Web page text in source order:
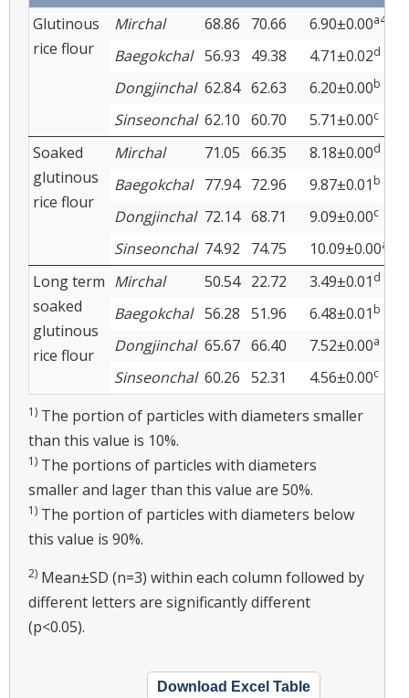
Glutinous
rice flour
Mirchal 68.86 70.66 6.90±0.00a4)
Baegokchal 56.93 49.38 4.71±0.02d
Dongjinchal 62.84 62.63 6.20±0.00b
Sinseonchal 62.10 60.70 5.71±0.00c
Soaked
glutinous
rice flour
Mirchal 71.05 66.35 8.18±0.00d
Baegokchal
77.94 72.96 9.87±0.01 b
Dongjinchal 72.14 68.71 9.09±0.00c
Sinseonchal 74.92 74.75 10.09±0.00a
Long term
soaked
glutinous
rice flour
Mirchal 50.54 22.72 3.49±0.01 d
Baegokchal 56.28 51.96 6.48±0.01 b
Dongjinchal 65.67 66.40 7.52±0.00a
Sinseonchal 60.26 52.31 4.56±0.00c
1) The portion of particles with diameters smaller
than this value is 10%.
1) The portions of particles with diameters
smaller and lager than this value are 50%.
1) The portion of particles with diameters below
this value is 90%.
2) Mean±SD (n=3) within each column followed by
different letters are significantly different
(p<0.05).
Download Excel Table